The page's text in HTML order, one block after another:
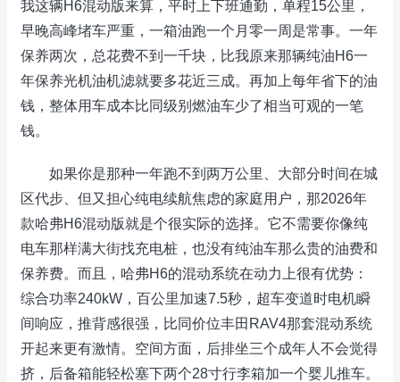
我这辆H6混动版来算，平时上下班通勤，单程15公里，
早晚高峰堵车严重，一箱油跑一个月零一周是常事。一年
保养两次，总花费不到一千块，比我原来那辆纯油H6一
年保养光机油机滤就要多花近三成。再加上每年省下的油
钱，整体用车成本比同级别燃油车少了相当可观的一笔
钱。
如果你是那种一年跑不到两万公里、大部分时间在城
区代步、但又担心纯电续航焦虑的家庭用户，那2026年
款哈弗H6混动版就是个很实际的选择。它不需要你像纯
电车那样满大街找充电桩，也没有纯油车那么贵的油费和
保养费。而且，哈弗H6的混动系统在动力上很有优势：
综合功率240kW，百公里加速7.5秒，超车变道时电机瞬
间响应，推背感很强，比同价位丰田RAV4那套混动系统
开起来更有激情。空间方面，后排坐三个成年人不会觉得
挤，后备箱能轻松塞下两个28寸行李箱加一个婴儿推车。